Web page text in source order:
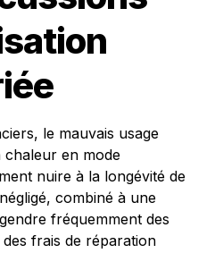
le mauvais usage
chaleur en mode
nuire à la longévité de
combiné à une
fréquemment des
frais de réparation